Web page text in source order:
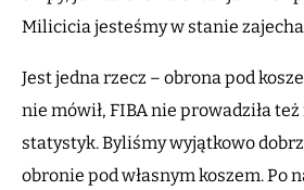
Milicicia jesteśmy w stanie
Jest jedna rzecz – obrona pod
nie mówił, FIBA nie prowadziła
statystyk. Byliśmy wyjątkowo
obronie pod własnym koszem. Po